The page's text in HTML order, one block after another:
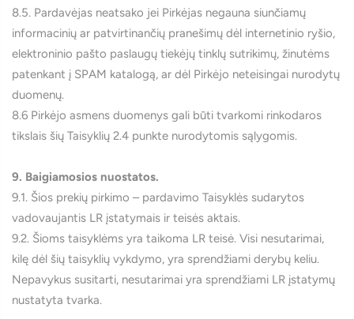
8.5. Pardavėjas neatsako jei Pirkėjas negauna siunčiamų
informacinių ar patvirtinančių pranešimų dėl internetinio ryšio,
elektroninio pašto paslaugų tiekėjų tinklų sutrikimų, žinutėms
patenkant į SPAM katalogą, ar dėl Pirkėjo neteisingai nurodytų
duomenų.
8.6 Pirkėjo asmens duomenys gali būti tvarkomi rinkodaros
tikslais šių Taisyklių 2.4 punkte nurodytomis sąlygomis.
9. Baigiamosios nuostatos.
9.1. Šios prekių pirkimo – pardavimo Taisyklės sudarytos
vadovaujantis LR įstatymais ir teisės aktais.
9.2. Šioms taisyklėms yra taikoma LR teisė. Visi nesutarimai,
kilę dėl šių taisyklių vykdymo, yra sprendžiami derybų keliu.
Nepavykus susitarti, nesutarimai yra sprendžiami LR įstatymų
nustatyta tvarka.